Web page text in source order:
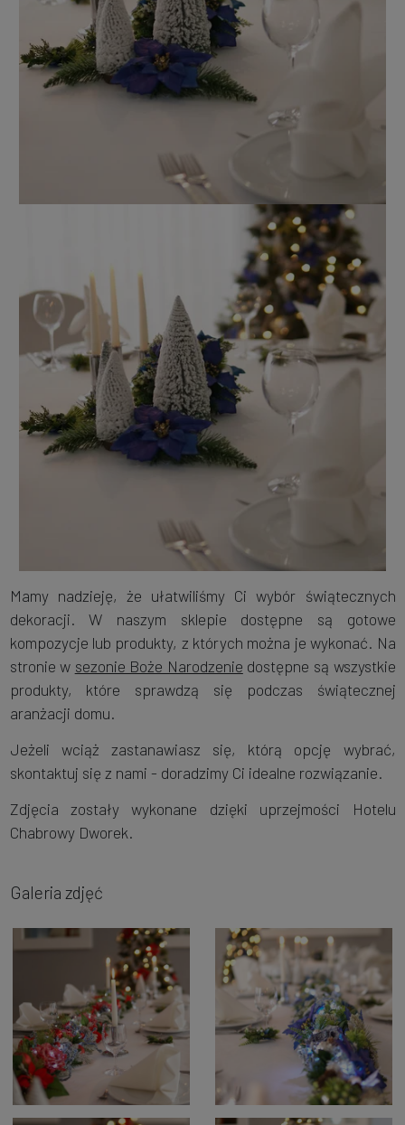
Mamy nadzieję, że ułatwiliśmy Ci wybór świątecznych
dekoracji. W naszym sklepie dostępne są gotowe
kompozycje lub produkty, z których można je wykonać. Na
stronie w sezonie Boże Narodzenie dostępne są wszystkie
produkty, które sprawdzą się podczas świątecznej
aranżacji domu.
Jeżeli wciąż zastanawiasz się, którą opcję wybrać,
skontaktuj się z nami - doradzimy Ci idealne rozwiązanie.
Zdjęcia zostały wykonane dzięki uprzejmości Hotelu
Chabrowy Dworek.
Galeria zdjęć